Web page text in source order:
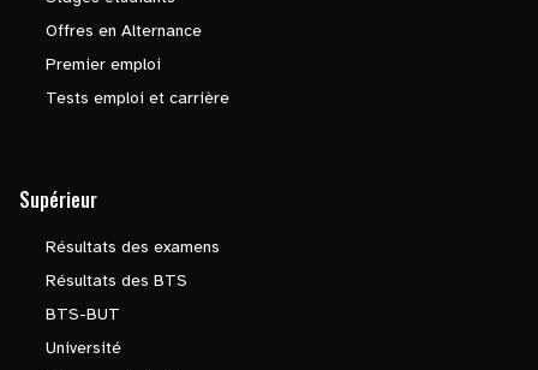
Offres en Alternance
Premier emploi
Tests emploi et carrière
Supérieur
Résultats des examens
Résultats des BTS
BTS-BUT
Université